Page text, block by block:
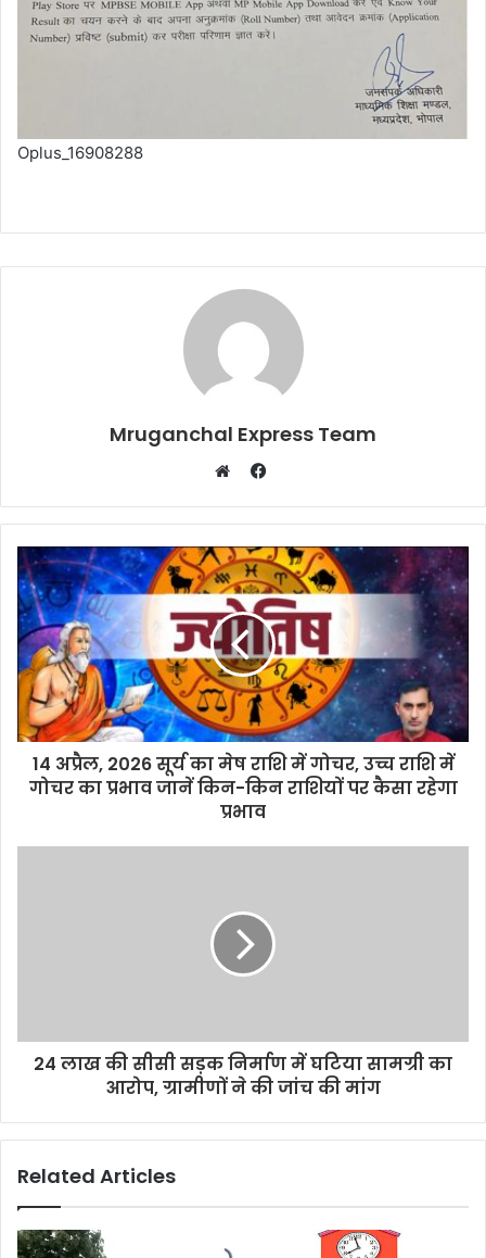
Oplus_16908288
Mruganchal Express Team
Facebook
14 अप्रैल, 2026 सूर्य का मेष राशि में गोचर, उच्च राशि में
गोचर का प्रभाव जानें किन-किन राशियों पर कैसा रहेगा
प्रभाव
24 लाख की सीसी सड़क निर्माण में घटिया सामग्री का
आरोप, ग्रामीणों ने की जांच की मांग
Related Articles